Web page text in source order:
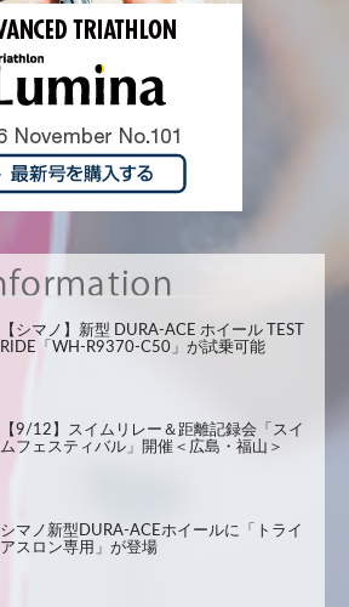
【シマノ】新型 DURA-ACE ホイール TEST
RIDE「WH-R9370-C50」が試乗可能
【9/12】スイムリレー＆距離記録会「スイ
ムフェスティバル」開催＜広島・福山＞
シマノ新型DURA-ACEホイールに「トライ
アスロン専用」が登場